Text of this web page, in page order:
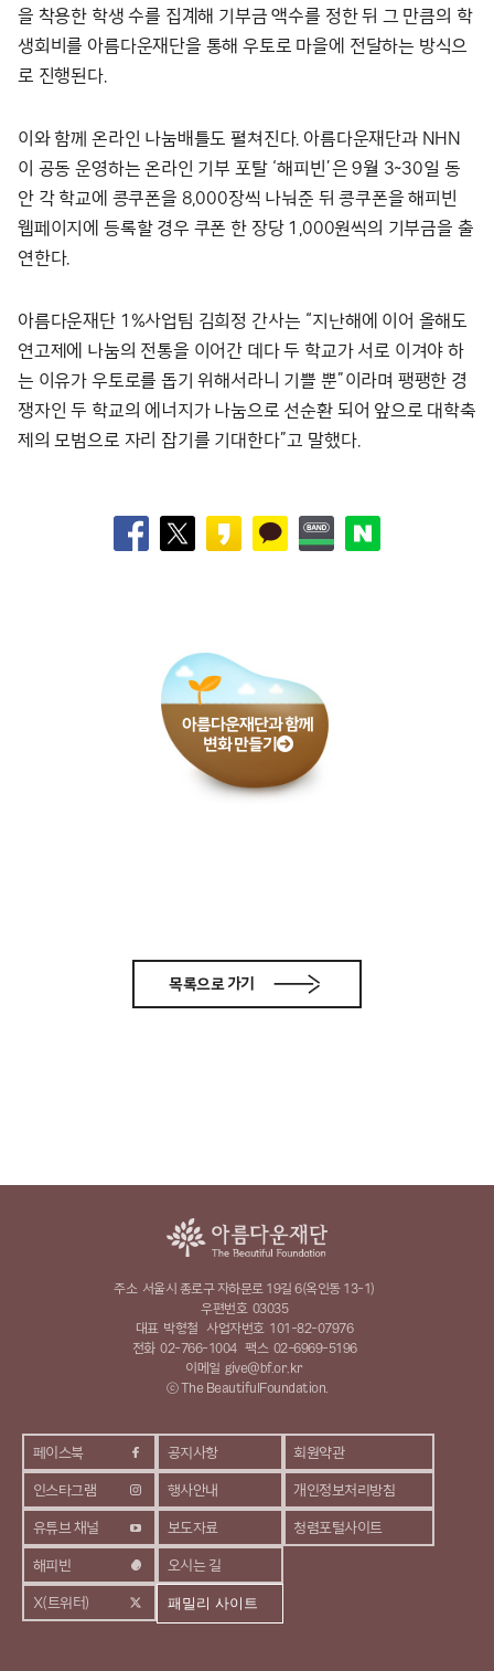
을 착용한 학생 수를 집계해 기부금 액수를 정한 뒤 그 만큼의 학
생회비를 아름다운재단을 통해 우토로 마을에 전달하는 방식으
로 진행된다.
이와 함께 온라인 나눔배틀도 펼쳐진다. 아름다운재단과 NHN
이 공동 운영하는 온라인 기부 포탈 ‘해피빈’은 9월 3~30일 동
안 각 학교에 콩쿠폰을 8,000장씩 나눠준 뒤 콩쿠폰을 해피빈
웹페이지에 등록할 경우 쿠폰 한 장당 1,000원씩의 기부금을 출
연한다.
아름다운재단 1%사업팀 김희정 간사는 “지난해에 이어 올해도
연고제에 나눔의 전통을 이어간 데다 두 학교가 서로 이겨야 하
는 이유가 우토로를 돕기 위해서라니 기쁠 뿐”이라며 팽팽한 경
쟁자인 두 학교의 에너지가 나눔으로 선순환 되어 앞으로 대학축
제의 모범으로 자리 잡기를 기대한다”고 말했다.
아름다운재단과 함께
변화 만들기
목록으로 가기
페이스북
인스타그램
유튜브 채널
해피빈
X(트위터)
공지사항
행사안내
보도자료
오시는 길
회원약관
개인정보처리방침
청렴포털사이트
주소 서울시 종로구 자하문로 19길 6(옥인동 13-1)
우편번호 03035
대표 박형철 사업자번호 101-82-07976
전화 02-766-1004 팩스 02-6969-5196
이메일 give@bf.or.kr
ⓒ The BeautifulFoundation.